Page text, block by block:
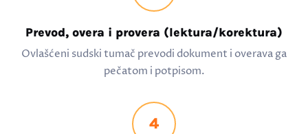
Prevod, overa i provera (lektura/korektura)
Ovlašćeni sudski tumač prevodi dokument i overava ga
pečatom i potpisom.
4